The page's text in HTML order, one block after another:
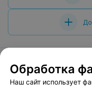
О проекте Новости
Обработка
Наш сайт использует